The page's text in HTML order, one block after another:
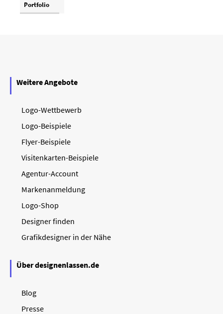
Portfolio
Weitere Angebote
Logo-Wettbewerb
Logo-Beispiele
Flyer-Beispiele
Visitenkarten-Beispiele
Agentur-Account
Markenanmeldung
Logo-Shop
Designer finden
Grafikdesigner in der Nähe
Über designenlassen.de
Blog
Presse